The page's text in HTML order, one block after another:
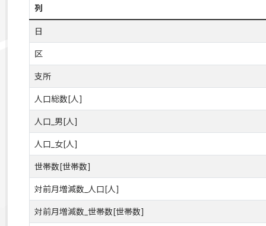
列
日
区
支所
人口総数[人]
人口_男[人]
人口_女[人]
世帯数[世帯数]
対前月増減数_人口[人]
対前月増減数_世帯数[世帯数]